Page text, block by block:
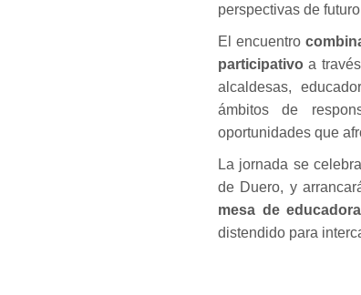
perspectivas de
El encuentro
participativo a
alcaldesas,
ámbitos de
oportunidades que
La jornada se
de Duero, y
mesa de
distendido para